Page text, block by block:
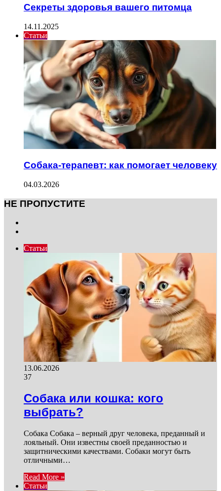
Секреты здоровья вашего питомца
14.11.2025
Статьи
Собака-терапевт: как помогает человеку
04.03.2026
НЕ ПРОПУСТИТЕ
Статьи
13.06.2026
37
Собака или кошка: кого
выбрать?
Собака Собака – верный друг человека, преданный и
лояльный. Они известны своей преданностью и
защитническими качествами. Собаки могут быть
отличными…
Read More »
Статьи